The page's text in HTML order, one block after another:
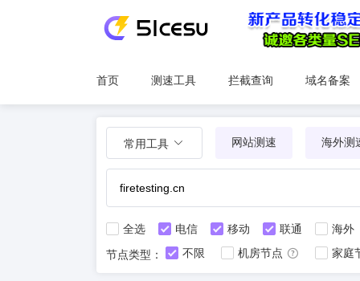
首页 测速工具 拦截查询 域名备案
常用工具 网站测速 海外测
全选 电信 移动 联通
海外
节点类型：
不限 机房节点 家庭